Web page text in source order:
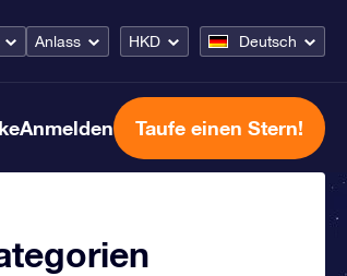
Anlass HKD Deutsch
Anmelden Taufe einen Stern!